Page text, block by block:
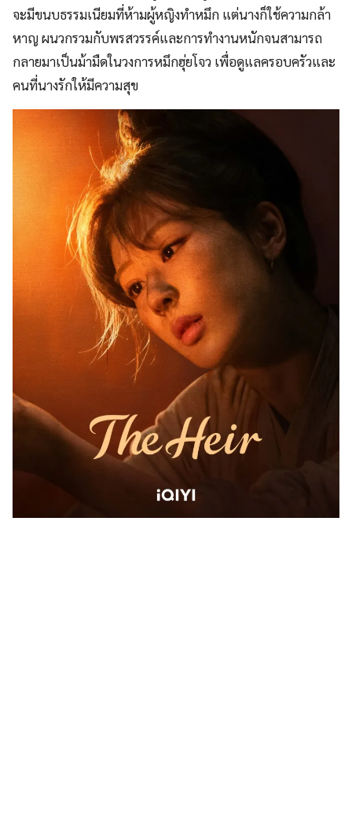
จะมีขนบธรรมเนียมที่ห้ามผู้หญิงทำหมึก แต่นางก็ใช้ความกล้า
หาญ ผนวกรวมกับพรสวรรค์และการทำงานหนักจนสามารถ
กลายมาเป็นม้ามืดในวงการหมึกฮุ่ยโจว เพื่อดูแลครอบครัวและ
คนที่นางรักให้มีความสุข